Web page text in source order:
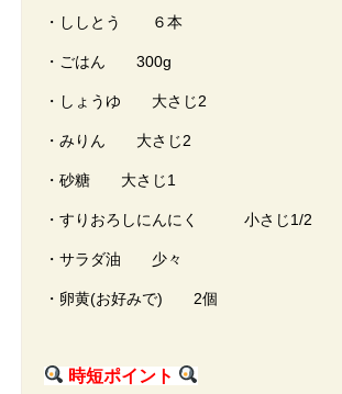
・ししとう ６本
・ごはん 300g
・しょうゆ 大さじ2
・みりん 大さじ2
・砂糖 大さじ1
・すりおろしにんにく 小さじ1/2
・サラダ油 少々
・卵黄(お好みで) 2個
時短ポイント